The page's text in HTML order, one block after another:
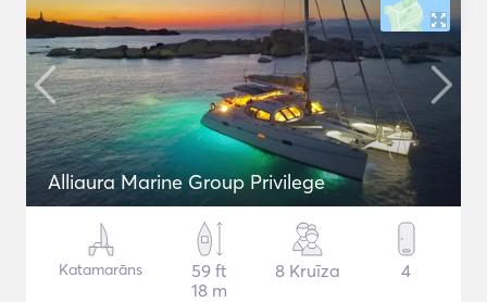
Alliaura Marine Group Privilege
Katamarāns
59 ft
18 m
8 Kruīza 4